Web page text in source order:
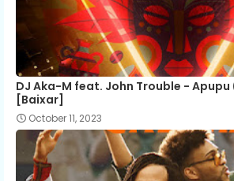
DJ Aka-M feat. John Trouble - Apupu
[Baixar]
October 11, 2023